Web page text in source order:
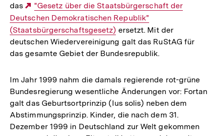
das
Externer
Link:
"Gesetz über die Staatsbürgerschaft der
Deutschen Demokratischen Republik"
(Staatsbürgerschaftsgesetz) ersetzt. Mit der
deutschen Wiedervereinigung galt das RuStAG für
das gesamte Gebiet der Bundesrepublik.
Im Jahr 1999 nahm die damals regierende rot-grüne
Bundesregierung wesentliche Änderungen vor: Fortan
galt das Geburtsortprinzip (Ius solis) neben dem
Abstimmungsprinzip. Kinder, die nach dem 31.
Dezember 1999 in Deutschland zur Welt gekommen